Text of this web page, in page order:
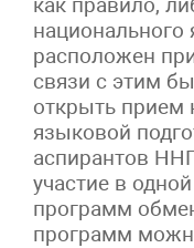
национального
расположен
связи с этим
открыть прием
языковой
аспирантов
участие в
программ
программ